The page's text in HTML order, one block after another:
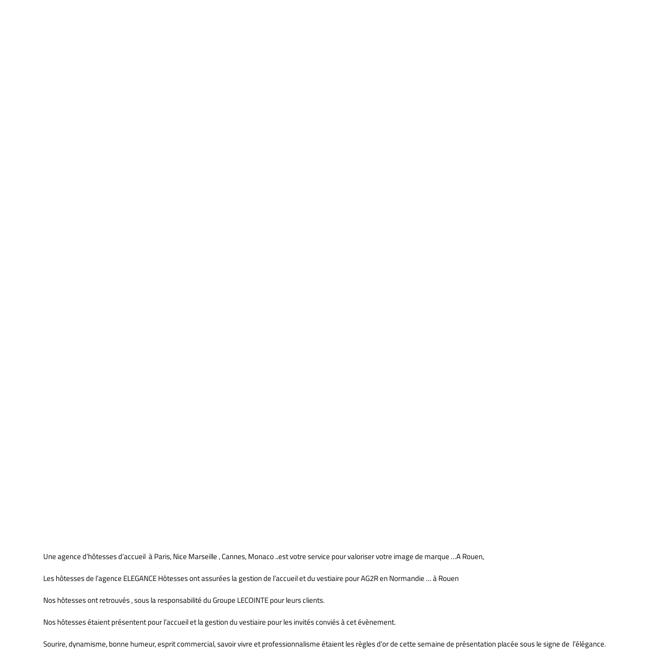
Une agence d’hôtesses d’accueil à Paris, Nice Marseille , Cannes, Monaco ..est votre service pour valoriser votre image de marque …A Rouen,
Les hôtesses de l’agence ELEGANCE Hôtesses ont assurées la gestion de l’accueil et du vestiaire pour AG2R en Normandie … à Rouen
Nos hôtesses ont retrouvés , sous la responsabilité du Groupe LECOINTE pour leurs clients.
Nos hôtesses étaient présentent pour l’accueil et la gestion du vestiaire pour les invités conviés à cet évènement.
Sourire, dynamisme, bonne humeur, esprit commercial, savoir vivre et professionnalisme étaient les règles d’or de cette semaine de présentation placée sous le signe de l’élégance.